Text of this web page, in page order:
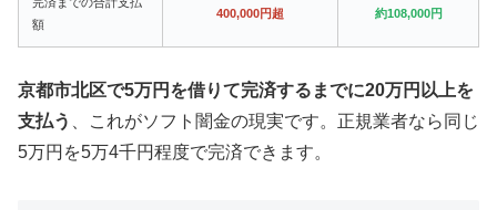
額
400,000円超 約108,000円
京都市北区で5万円を借りて完済するまでに20万円以上を
支払う
、これがソフト闇金の現実です。正規業者なら同じ
5万円を5万4千円程度で完済できます。